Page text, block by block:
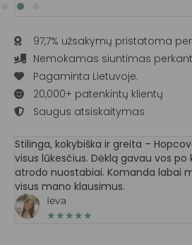
97,7% užsakymų pristatoma
Nemokamas siuntimas
Pagaminta Lietuvoje.
20,000+ patenkintų klientų
Saugus atsiskaitymas
Ieva
★ ★ ★ ★ ★
Stilinga, kokybiška ir greita –
visus lūkesčius. Dėklą gavau vos po
atrodo nuostabiai. Komanda labai
visus mano klausimus.